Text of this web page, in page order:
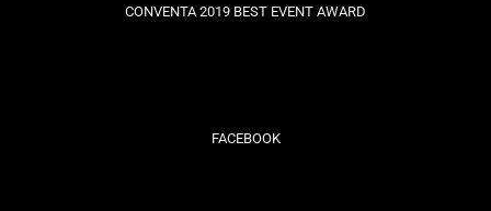
CONVENTA 2019 BEST EVENT AWARD
FACEBOOK